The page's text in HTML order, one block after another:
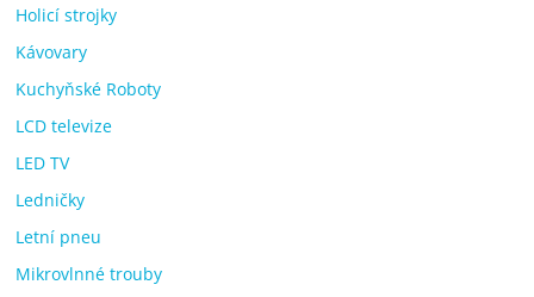
Holicí strojky
Kávovary
Kuchyňské Roboty
LCD televize
LED TV
Ledničky
Letní pneu
Mikrovlnné trouby